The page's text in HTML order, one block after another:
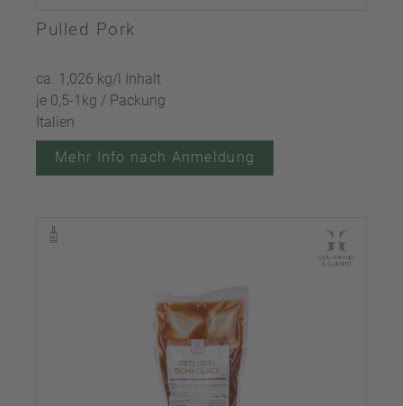
Pulled Pork
ca. 1,026 kg/l Inhalt
je 0,5-1kg / Packung
Italien
Mehr Info nach Anmeldung